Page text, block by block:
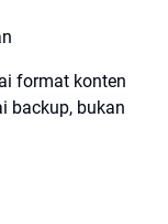
format konten
backup, bukan